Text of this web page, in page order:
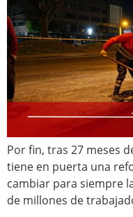
Por fin, tras 27 meses
tiene en puerta una
cambiar para siempre
de millones de